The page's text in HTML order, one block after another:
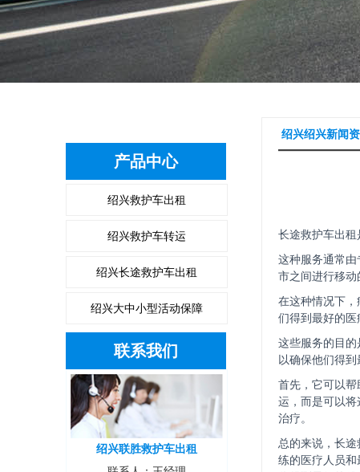
产品中心
绍兴救护车出租
绍兴救护车转运
绍兴长途救护车出租
绍兴大中小型活动保障
联系我们
绍兴联胜救护车出租
绍兴绍兴新闻
长途救护车出租
这种服务通常
市之间进行移动
在这种情况下
们得到最好的医
这些服务的目的
以确保他们得
首先，它可以
运，而是可以
治疗。
总的来说，长途
练的医疗人员